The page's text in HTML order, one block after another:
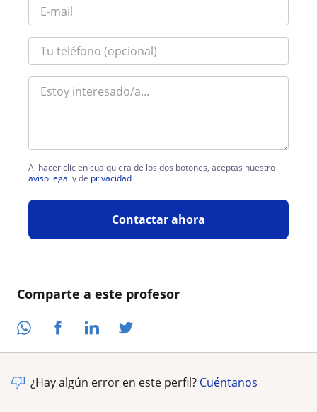
Comparte a este profesor
Al hacer clic en cualquiera de los dos botones, aceptas nuestro
aviso legal y de privacidad
Contactar ahora
¿Hay algún error en este perfil? Cuéntanos